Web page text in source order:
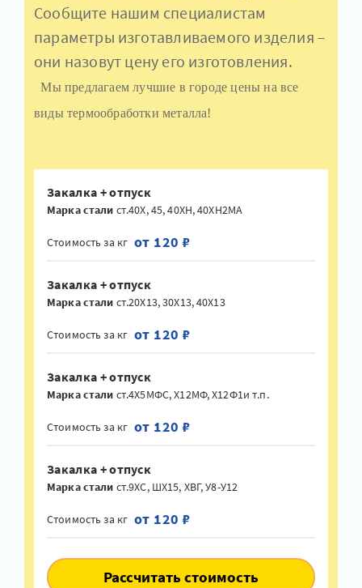
Сообщите нашим специалистам
параметры изготавливаемого изделия –
они назовут цену его изготовления.
Мы предлагаем лучшие в городе цены на все
виды термообработки металла!
Закалка + отпуск
Марка стали ст.40Х, 45, 40ХН, 40ХН2МА
Стоимость за кг от 120 ₽
Закалка + отпуск
Марка стали ст.20Х13, 30Х13, 40Х13
Стоимость за кг от 120 ₽
Закалка + отпуск
Марка стали ст.4Х5МФС, Х12МФ, Х12Ф1и т.п.
Стоимость за кг от 120 ₽
Закалка + отпуск
Марка стали ст.9ХС, ШХ15, ХВГ, У8-У12
Стоимость за кг от 120 ₽
Рассчитать стоимость